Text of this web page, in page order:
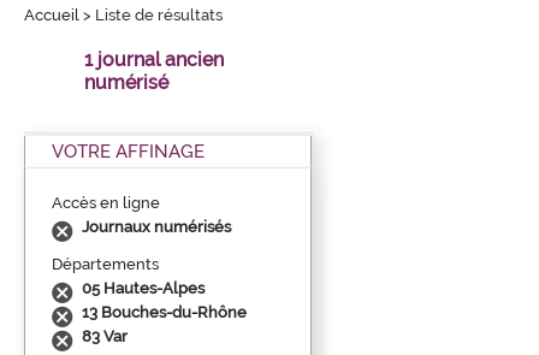
Accueil > Liste de résultats
1 journal ancien
numérisé
VOTRE AFFINAGE
Accès en ligne
Journaux numérisés
Départements
05 Hautes-Alpes
13 Bouches-du-Rhône
83 Var